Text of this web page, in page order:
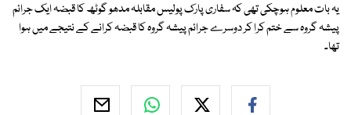
یہ بات معلوم ہوچکی تھی کہ سفاری پارک پولیس مقابلہ مدھو گوٹھ کا قبضہ ایک جرائم
پیشہ گروہ سے ختم کرا کر دوسرے جرائم پیشہ گروہ کا قبضہ کرانے کے نتیجے میں ہوا
تھا۔